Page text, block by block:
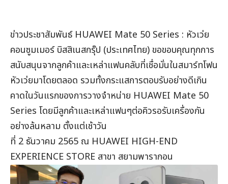
ข่าวประชาสัมพันธ์ HUAWEI Mate 50 Series : หัวเว่ย
คอนซูมเมอร์ บิสสิเนสกรุ๊ป (ประเทศไทย) ขอขอบคุณทุกการ
สนับสนุนจากลูกค้าและเหล่าแฟนคลับที่เชื่อมั่นในสมาร์ทโฟน
หัวเว่ยมาโดยตลอด รวมทั้งกระแสการตอบรับอย่างดีเกิน
คาดในวันแรกของการวางจำหน่าย HUAWEI Mate 50
Series โดยมีลูกค้าและเหล่าแฟนๆต่อคิวรอรับเครื่องกัน
อย่างล้นหลาม ตั้งแต่เช้าวัน
ที่ 2 ธันวาคม 2565 ณ HUAWEI HIGH-END
EXPERIENCE STORE สาขา สยามพารากอน